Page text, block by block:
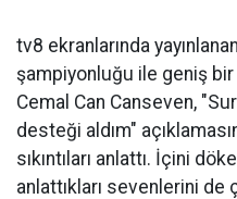
tv8 ekranlarında
şampiyonluğu ile geniş
Cemal Can Canseven,
desteği aldım"
sıkıntıları anlattı. İçini
anlattıkları sevenlerini de